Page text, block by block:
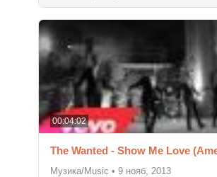
00:04:02
The Wanted - Show Me Love
Музика/Music • 9 нояб, 2013